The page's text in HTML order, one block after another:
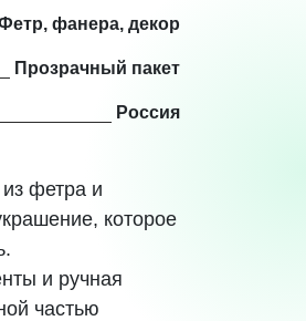
фанера, декор
Прозрачный пакет
Россия
фетра и
которое
и ручная
частью